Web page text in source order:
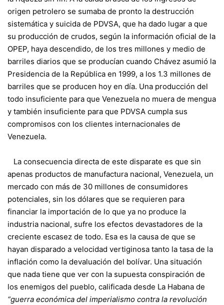
origen petrolero se sumaba de pronto la destrucción
sistemática y suicida de PDVSA, que ha dado lugar a que
su producción de crudos, según la información oficial de la
OPEP, haya descendido, de los tres millones y medio de
barriles diarios que se producían cuando Chávez asumió la
Presidencia de la República en 1999, a los 1.3 millones de
barriles que se producen hoy en día. Una producción del
todo insuficiente para que Venezuela no muera de mengua
y también insuficiente para que PDVSA cumpla sus
compromisos con los clientes internacionales de
Venezuela.
La consecuencia directa de este disparate es que sin
apenas productos de manufactura nacional, Venezuela, un
mercado con más de 30 millones de consumidores
potenciales, sin los dólares que se requieren para
financiar la importación de lo que ya no produce la
industria nacional, sufre los efectos devastadores de la
creciente escasez de todo. Esa es la causa de que se
hayan disparado a velocidad vertiginosa tanto la tasa de la
inflación como la devaluación del bolívar. Una situación
que nada tiene que ver con la supuesta conspiración de
los enemigos del pueblo, calificada desde La Habana de
“guerra económica del imperialismo contra la revolución